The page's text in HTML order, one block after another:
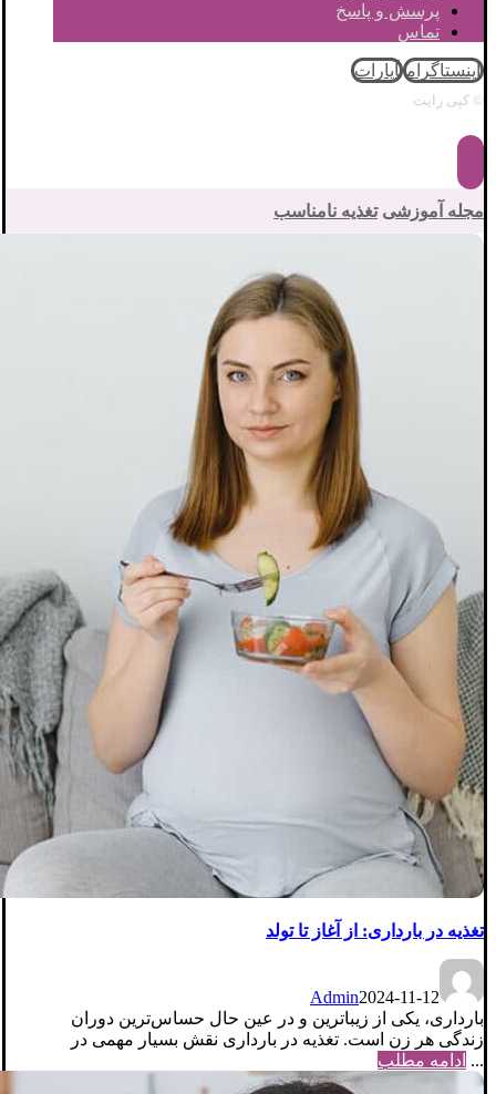
پرسش و پاسخ
تماس
اینستاگرام آپارات
© کپی رایت
مجله آموزشی تغذیه نامناسب
تغذیه در بارداری: از آغاز تا تولد
Admin2024-11-12
بارداری، یکی از زیباترین و در عین حال حساس‌ترین دوران
زندگی هر زن است. تغذیه در بارداری نقش بسیار مهمی در
... ادامه مطلب